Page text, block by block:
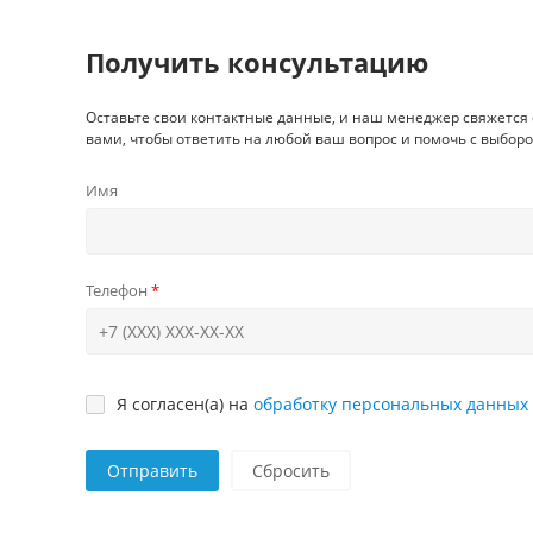
Получить консультацию
Оставьте свои контактные данные, и наш менеджер свяжется
вами, чтобы ответить на любой ваш вопрос и помочь с
Имя
Телефон
Я согласен(а) на обработку персональных данных
Отправить